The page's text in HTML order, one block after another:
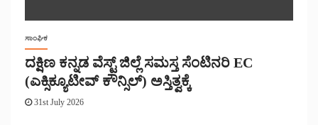
ಸಾಂಘಿಕ
ದಕ್ಷಿಣ ಕನ್ನಡ ವೆಸ್ಟ್ ಜಿಲ್ಲೆ ಸಮಸ್ತ ಸೆಂಟಿನರಿ EC
(ಎಕ್ಸಿಕ್ಯೂಟೀವ್ ಕೌನ್ಸಿಲ್) ಅಸ್ತಿತ್ವಕ್ಕೆ
31st July 2026